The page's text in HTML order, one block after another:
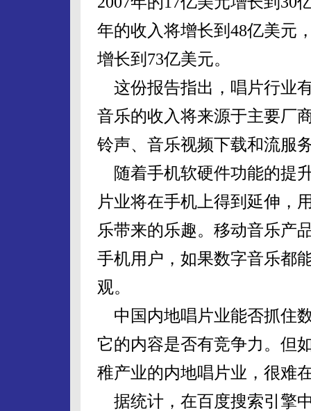
年的收入将增长到48亿美元
增长到73亿美元。
这份报告指出，唱片行业
音乐的收入将来源于主要厂
铃声、音乐视频下载和流服
随着手机软硬件功能的提
片业将在手机上得到延伸，
乐带来的乐趣。移动音乐产
手机用户，如果数字音乐都
观。
中国内地唱片业能否抓住
它的内容是否有竞争力。但
稚产业的内地唱片业，很难
据统计，在百度搜索引擎